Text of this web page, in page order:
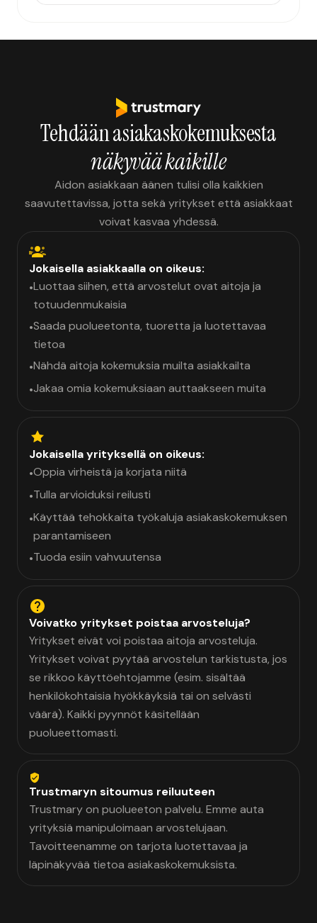
Tehdään asiakaskokemuksesta
näkyvää kaikille
Aidon asiakkaan äänen tulisi olla kaikkien
saavutettavissa, jotta sekä yritykset että asiakkaat
voivat kasvaa yhdessä.
Jokaisella asiakkaalla on oikeus:
•Luottaa siihen, että arvostelut ovat aitoja ja
totuudenmukaisia
•Saada puolueetonta, tuoretta ja luotettavaa
tietoa
•Nähdä aitoja kokemuksia muilta asiakkailta
•Jakaa omia kokemuksiaan auttaakseen muita
Jokaisella yrityksellä on oikeus:
•Oppia virheistä ja korjata niitä
•Tulla arvioiduksi reilusti
•Käyttää tehokkaita työkaluja asiakaskokemuksen
parantamiseen
•Tuoda esiin vahvuutensa
Voivatko yritykset poistaa arvosteluja?
Yritykset eivät voi poistaa aitoja arvosteluja.
Yritykset voivat pyytää arvostelun tarkistusta, jos
se rikkoo käyttöehtojamme (esim. sisältää
henkilökohtaisia hyökkäyksiä tai on selvästi
väärä). Kaikki pyynnöt käsitellään
puolueettomasti.
Trustmaryn sitoumus reiluuteen
Trustmary on puolueeton palvelu. Emme auta
yrityksiä manipuloimaan arvostelujaan.
Tavoitteenamme on tarjota luotettavaa ja
läpinäkyvää tietoa asiakaskokemuksista.